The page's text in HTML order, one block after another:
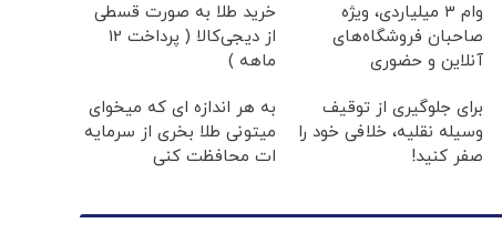
وام ۳ میلیاردی، ویژه
صاحبان فروشگاه‌های
آنلاین و حضوری
خرید طلا به صورت قسطی
از دیجی‌کالا ( پرداخت 12
ماهه )
برای جلوگیری از توقیف
وسیله نقلیه، خلافی خود را
صفر کنید!
به هر اندازه ای که میخوای
میتونی طلا بخری از سرمایه
ات محافظت کنی